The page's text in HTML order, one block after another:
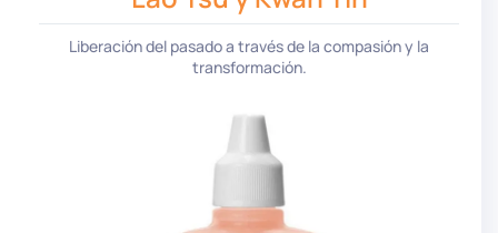
Liberación del pasado a través de la compasión y la
transformación.